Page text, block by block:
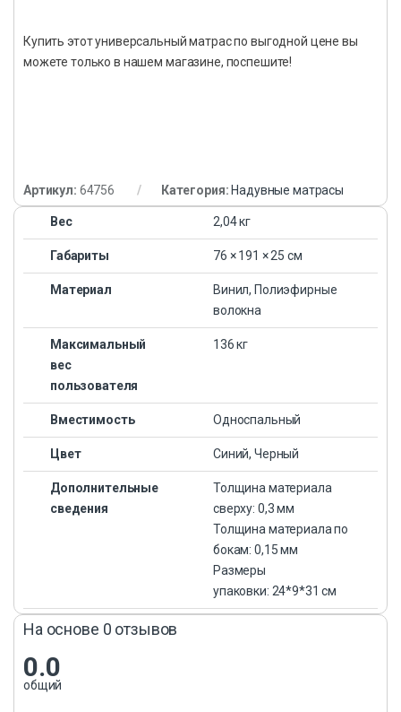
Купить этот универсальный матрас по выгодной цене вы
можете только в нашем магазине, поспешите!
Артикул: 64756 Категория: Надувные матрасы
Вес 2,04 кг
Габариты 76 × 191 × 25 см
Материал
Винил, Полиэфирные
волокна
Максимальный
вес
пользователя
136 кг
Вместимость Односпальный
Цвет Синий, Черный
Дополнительные
сведения
Толщина материала
сверху: 0,3 мм
Толщина материала по
бокам: 0,15 мм
Размеры
упаковки: 24*9*31 см
На основе 0 отзывов
0.0
общий